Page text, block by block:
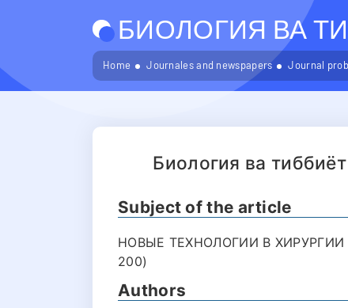
БИОЛОГИЯ ВА
Home Journales and newspapers Journal
Биология ва
Subject of the article
НОВЫЕ ТЕХНОЛОГИИ В
200)
Authors